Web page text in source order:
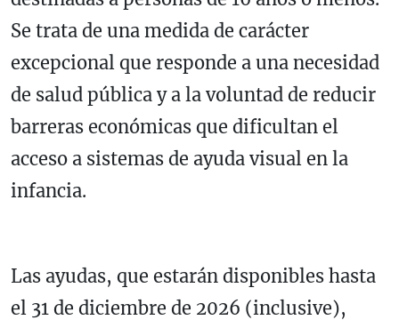
Se trata de una medida de carácter
excepcional que responde a una necesidad
de salud pública y a la voluntad de reducir
barreras económicas que dificultan el
acceso a sistemas de ayuda visual en la
infancia.
Las ayudas, que estarán disponibles hasta
el 31 de diciembre de 2026 (inclusive),